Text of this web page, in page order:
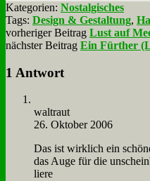
Kategorien: Nostalgisches
Tags: Design & Gestaltung,
vorheriger Beitrag Lust auf
nächster Beitrag Ein Fürther
1 Antwort
wal­traut
26. Oktober 2006
Das ist wirk­lich ein
das Au­ge für die
lie­re